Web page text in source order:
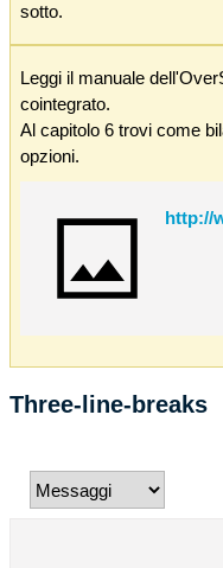
sotto.
Leggi il manuale
cointegrato.
Al capitolo 6 trovi come
opzioni.
Three-line-breaks